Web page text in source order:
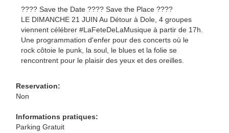
???? Save the Date ???? Save the Place ????
LE DIMANCHE 21 JUIN Au Détour à Dole, 4 groupes
viennent célébrer #LaFeteDeLaMusique à partir de 17h.
Une programmation d'enfer pour des concerts où le
rock côtoie le punk, la soul, le blues et la folie se
rencontrent pour le plaisir des yeux et des oreilles.
Reservation:
Non
Informations pratiques:
Parking Gratuit